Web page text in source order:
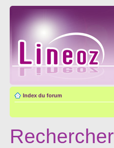
Index du forum
Rechercher